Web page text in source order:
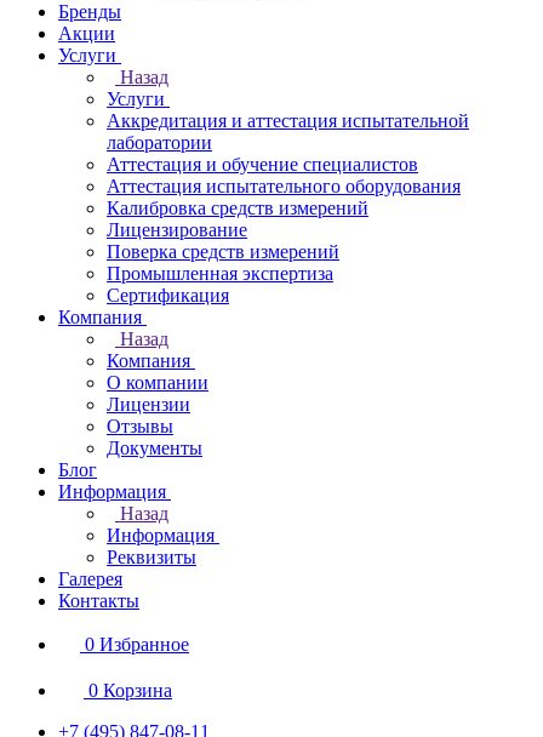
Бренды
Акции
Услуги
Назад
Услуги
Аккредитация и аттестация испытательной
лаборатории
Аттестация и обучение специалистов
Аттестация испытательного оборудования
Калибровка средств измерений
Лицензирование
Поверка средств измерений
Промышленная экспертиза
Сертификация
Компания
Назад
Компания
О компании
Лицензии
Отзывы
Документы
Блог
Информация
Назад
Информация
Реквизиты
Галерея
Контакты
0 Избранное
0 Корзина
+7 (495) 847-08-11